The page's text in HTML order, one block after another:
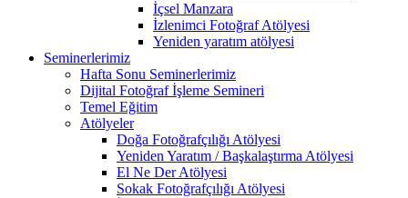
İçsel Manzara
İzlenimci Fotoğraf Atölyesi
Yeniden yaratım atölyesi
Seminerlerimiz
Hafta Sonu Seminerlerimiz
Dijital Fotoğraf İşleme Semineri
Temel Eğitim
Atölyeler
Doğa Fotoğrafçılığı Atölyesi
Yeniden Yaratım / Başkalaştırma Atölyesi
El Ne Der Atölyesi
Sokak Fotoğrafçılığı Atölyesi